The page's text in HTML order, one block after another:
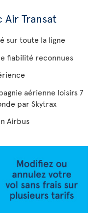
Air Transat
sur toute la ligne
fiabilité reconnues
aérienne loisirs 7
par Skytrax
Airbus